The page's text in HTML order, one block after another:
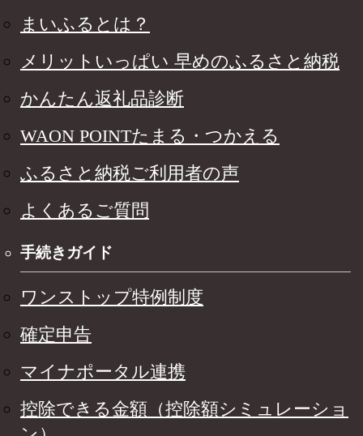
まいふるとは？
メリットいっぱい 早めのふるさと納税
かんたん返礼品診断
WAON POINTたまる・つかえる
ふるさと納税ご利用者の声
よくあるご質問
手続きガイド
ワンストップ特例制度
確定申告
マイナポータル連携
控除できる金額（控除額シミュレーショ